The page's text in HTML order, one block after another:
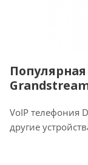
VoIP телефония
другие